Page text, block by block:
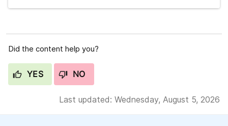
Did the content help you?
YES NO
Last updated: Wednesday, August 5, 2026